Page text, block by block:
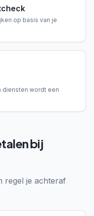
op basis van je
diensten wordt een
bij
regel je achteraf